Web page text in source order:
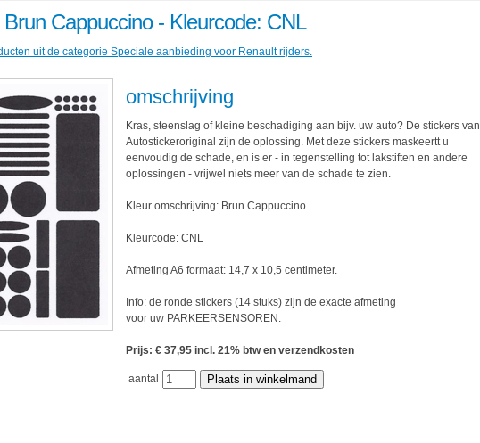
Brun Cappuccino - Kleurcode: CNL
uit de categorie Speciale aanbieding voor Renault rijders.
omschrijving
Kras, steenslag of kleine beschadiging aan bijv. uw auto? De stickers van
Autostickeroriginal zijn de oplossing. Met deze stickers maskeertt u
eenvoudig de schade, en is er - in tegenstelling tot lakstiften en andere
oplossingen - vrijwel niets meer van de schade te zien.
Kleur omschrijving: Brun Cappuccino
Kleurcode: CNL
Afmeting A6 formaat: 14,7 x 10,5 centimeter.
Info: de ronde stickers (14 stuks) zijn de exacte afmeting
voor uw PARKEERSENSOREN.
Prijs: € 37,95 incl. 21% btw en verzendkosten
aantal